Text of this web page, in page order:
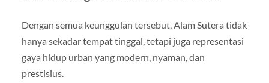
Dengan semua keunggulan tersebut, Alam Sutera tidak
hanya sekadar tempat tinggal, tetapi juga representasi
gaya hidup urban yang modern, nyaman, dan
prestisius.